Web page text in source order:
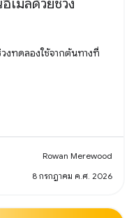
เมลด้วยช่วง
งทดลองใช้จากต้นทางที่
Rowan Merewood
8 กรกฎาคม ค.ศ. 2026